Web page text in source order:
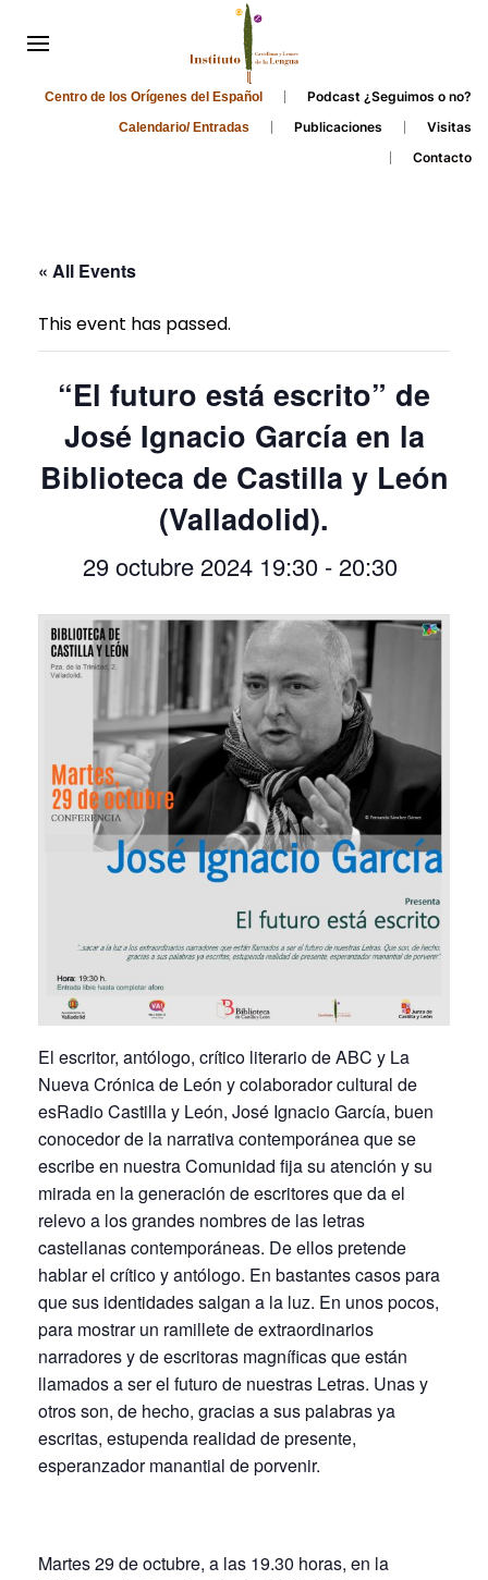
Centro de los Orígenes del Español Podcast ¿Seguimos o no?
Calendario/ Entradas Publicaciones
Visitas
Contacto
« All Events
This event has passed.
“El futuro está escrito” de
José Ignacio García en la
Biblioteca de Castilla y León
(Valladolid).
29 octubre 2024 19:30- 20:30
El escritor, antólogo, crítico literario de ABC y La
Nueva Crónica de León y colaborador cultural de
esRadio Castilla y León, José Ignacio García, buen
conocedor de la narrativa contemporánea que se
escribe en nuestra Comunidad fija su atención y su
mirada en la generación de escritores que da el
relevo a los grandes nombres de las letras
castellanas contemporáneas. De ellos pretende
hablar el crítico y antólogo. En bastantes casos para
que sus identidades salgan a la luz. En unos pocos,
para mostrar un ramillete de extraordinarios
narradores y de escritoras magníficas que están
llamados a ser el futuro de nuestras Letras. Unas y
otros son, de hecho, gracias a sus palabras ya
escritas, estupenda realidad de presente,
esperanzador manantial de porvenir.
Martes 29 de octubre, a las 19.30 horas, en la